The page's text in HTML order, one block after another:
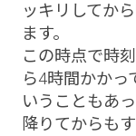
ッキリしてか
ます。
この時点で時
ら4時間かかっ
いうこともあ
降りてからも